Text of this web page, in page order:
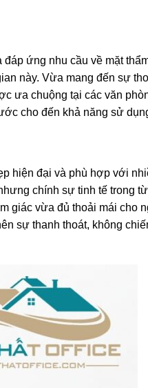
ứng nhu cầu về mặt
này. Vừa mang đến sự
ưa chuộng tại các văn
cho đến khả năng sử
hiện đại và phù hợp với
chính sự tinh tế trong
giác vừa đủ thoải mái cho
sự thanh thoát, không